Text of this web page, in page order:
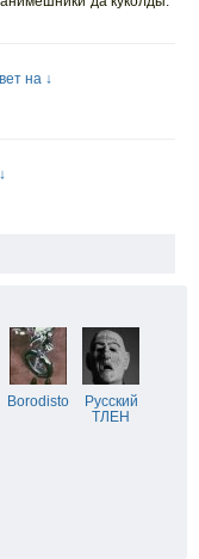
на ↓
Borodisto
Русский
ТЛЕН